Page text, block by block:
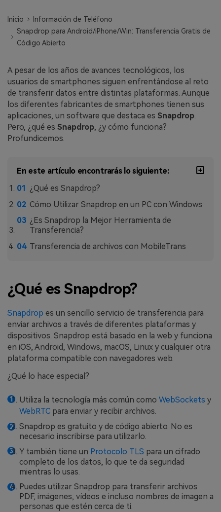
Transferencia de Datos de un
videos, SMS y otros tipos de
archivos de un teléfono a otro y a la
PC.
Apps
Transfiere datos de WhatsApp y
WhatsApp Business sin restablecer los
valores de fábrica.
MobileTrans App
WhatsApp y archivos entre dispositivos
Welastseen
WeLastseen te tiene al tanto de todo
en WhatsApp.
Inicio
Información de Teléfono
Snapdrop para Android/iPhone/Win: Transferencia Gratis de
Código Abierto
A pesar de los años de avances tecnológicos, los
usuarios de smartphones siguen enfrentándose al reto
de transferir datos entre distintas plataformas. Aunque
los diferentes fabricantes de smartphones tienen sus
aplicaciones, un software que destaca es Snapdrop.
Pero, ¿qué es Snapdrop, ¿y cómo funciona?
Profundicemos.
En este artículo encontrarás lo siguiente:
¿Qué es Snapdrop?
Cómo Utilizar Snapdrop en un PC con Windows
¿Es Snapdrop la Mejor Herramienta de
Transferencia?
Transferencia de archivos con MobileTrans
¿Qué es Snapdrop?
Snapdrop es un sencillo servicio de transferencia para
enviar archivos a través de diferentes plataformas y
dispositivos. Snapdrop está basado en la web y funciona
en iOS, Android, Windows, macOS, Linux y cualquier otra
plataforma compatible con navegadores web.
¿Qué lo hace especial?
Utiliza la tecnología más común como WebSockets y
WebRTC para enviar y recibir archivos.
Snapdrop es gratuito y de código abierto. No es
necesario inscribirse para utilizarlo.
Y también tiene un Protocolo TLS para un cifrado
completo de los datos, lo que te da seguridad
mientras lo usas.
Puedes utilizar Snapdrop para transferir archivos
PDF, imágenes, vídeos e incluso nombres de imagen a
personas que estén cerca de ti.